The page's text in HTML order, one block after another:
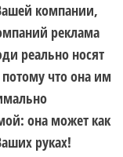
компании,
реклама
реально носят
что она им
она может как
руках!